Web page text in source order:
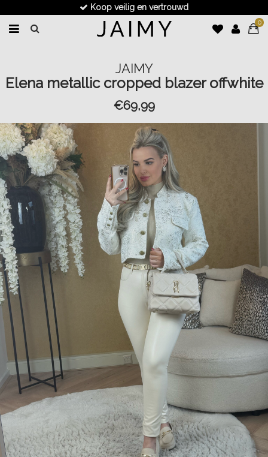
Koop veilig en vertrouwd
0
JAIMY
Elena metallic cropped blazer offwhite
€69,99